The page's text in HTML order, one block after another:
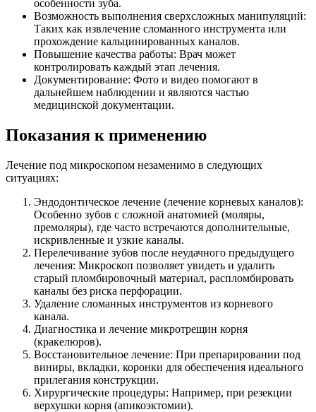
особенности зуба.
Возможность выполнения сверхсложных манипуляций:
Таких как извлечение сломанного инструмента или
прохождение кальцинированных каналов.
Повышение качества работы: Врач может
контролировать каждый этап лечения.
Документирование: Фото и видео помогают в
дальнейшем наблюдении и являются частью
медицинской документации.
Показания к применению
Лечение под микроскопом незаменимо в следующих
ситуациях:
Эндодонтическое лечение (лечение корневых каналов):
Особенно зубов с сложной анатомией (моляры,
премоляры), где часто встречаются дополнительные,
искривленные и узкие каналы.
Перелечивание зубов после неудачного предыдущего
лечения: Микроскоп позволяет увидеть и удалить
старый пломбировочный материал, распломбировать
каналы без риска перфорации.
Удаление сломанных инструментов из корневого
канала.
Диагностика и лечение микротрещин корня
(кракелюров).
Восстановительное лечение: При препарировании под
виниры, вкладки, коронки для обеспечения идеального
прилегания конструкции.
Хирургические процедуры: Например, при резекции
верхушки корня (апикоэктомии).